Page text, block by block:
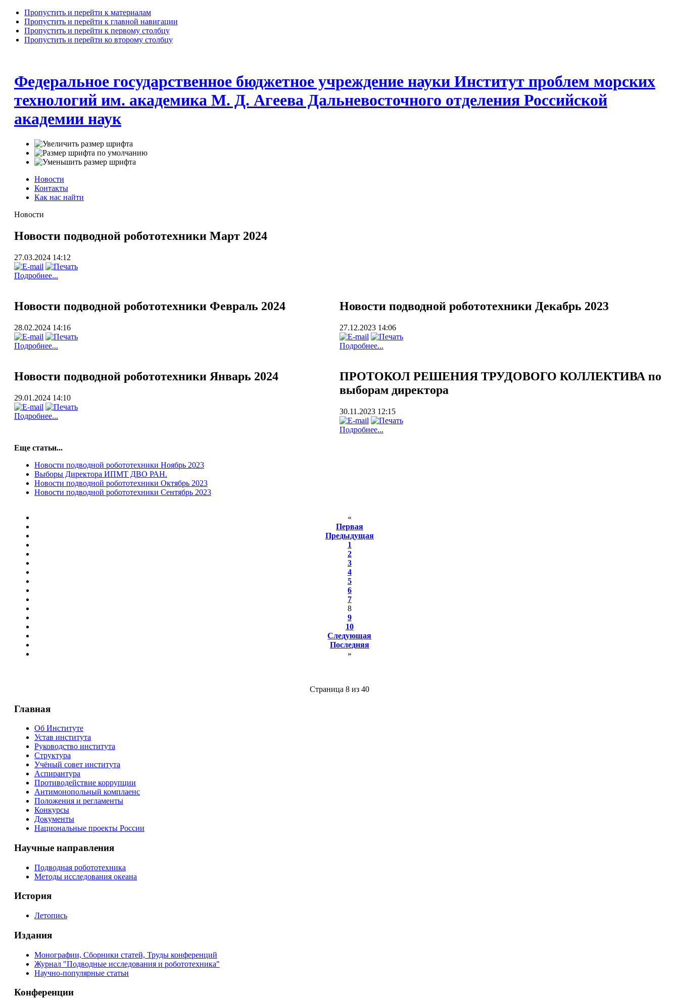
Пропустить и перейти к материалам
Пропустить и перейти к главной навигации
Пропустить и перейти к первому столбцу
Пропустить и перейти ко второму столбцу
Федеральное государственное бюджетное учреждение науки Институт проблем морских
технологий им. академика М. Д. Агеева Дальневосточного отделения Российской
академии наук
Новости
Контакты
Как нас найти
Новости
Новости подводной робототехники Март 2024
27.03.2024 14:12
Подробнее...
Новости подводной робототехники Февраль 2024
28.02.2024 14:16
Подробнее...
Новости подводной робототехники Январь 2024
29.01.2024 14:10
Подробнее...
Новости подводной робототехники Декабрь 2023
27.12.2023 14:06
Подробнее...
ПРОТОКОЛ РЕШЕНИЯ ТРУДОВОГО КОЛЛЕКТИВА по
выборам директора
30.11.2023 12:15
Подробнее...
Еще статьи...
Новости подводной робототехники Ноябрь 2023
Выборы Директора ИПМТ ДВО РАН.
Новости подводной робототехники Октябрь 2023
Новости подводной робототехники Сентябрь 2023
«
Первая
Предыдущая
1
2
3
4
5
6
7
8
9
10
Следующая
Последняя
»
Страница 8 из 40
Главная
Об Институте
Устав института
Руководство института
Структура
Учёный совет института
Аспирантура
Противодействие коррупции
Антимонопольный комплаенс
Положения и регламенты
Конкурсы
Документы
Национальные проекты России
Научные направления
Подводная робототехника
Методы исследования океана
История
Летопись
Издания
Монографии, Сборники статей, Труды конференций
Журнал "Подводные исследования и робототехника"
Научно-популярные статьи
Конференции